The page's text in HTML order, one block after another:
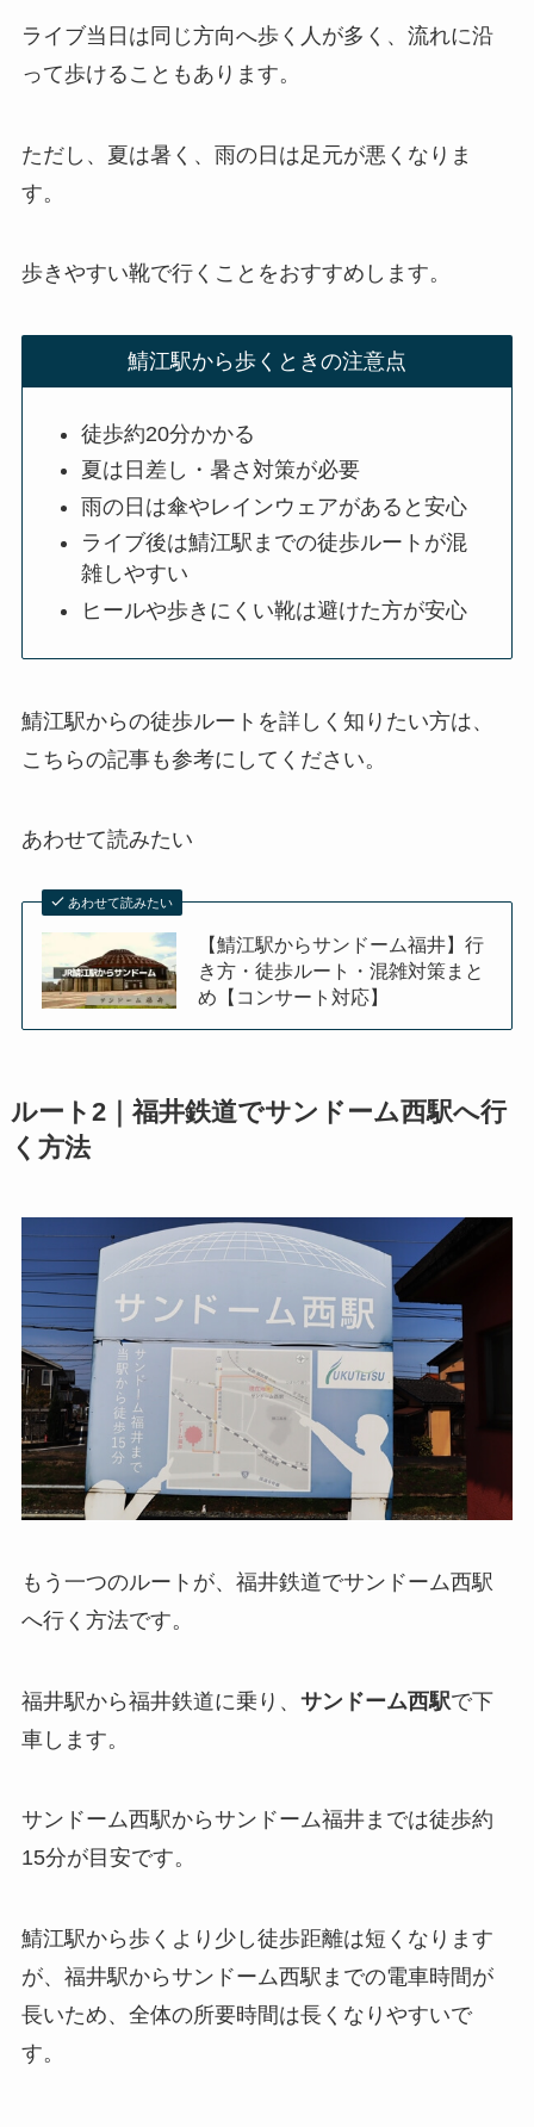
ライブ当日は同じ方向へ歩く人が多く、流れに沿
って歩けることもあります。
ただし、夏は暑く、雨の日は足元が悪くなりま
す。
歩きやすい靴で行くことをおすすめします。
鯖江駅から歩くときの注意点
徒歩約20分かかる
夏は日差し・暑さ対策が必要
雨の日は傘やレインウェアがあると安心
ライブ後は鯖江駅までの徒歩ルートが混
雑しやすい
ヒールや歩きにくい靴は避けた方が安心
鯖江駅からの徒歩ルートを詳しく知りたい方は、
こちらの記事も参考にしてください。
あわせて読みたい
あわせて読みたい
【鯖江駅からサンドーム福井】行
き方・徒歩ルート・混雑対策まと
め【コンサート対応】
ルート2｜福井鉄道でサンドーム西駅へ行
く方法
もう一つのルートが、福井鉄道でサンドーム西駅
へ行く方法です。
福井駅から福井鉄道に乗り、 サンドーム西駅で下
車します。
サンドーム西駅からサンドーム福井までは徒歩約
15分が目安です。
鯖江駅から歩くより少し徒歩距離は短くなります
が、福井駅からサンドーム西駅までの電車時間が
長いため、全体の所要時間は長くなりやすいで
す。